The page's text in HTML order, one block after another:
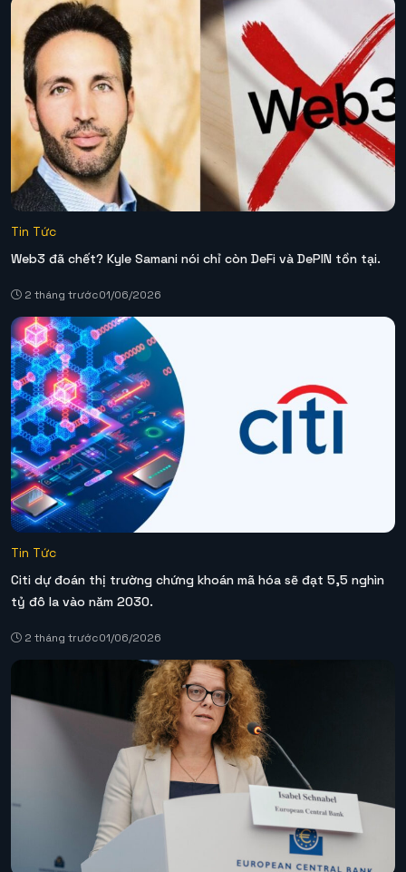
Tin Tức
Web3 đã chết? Kyle Samani nói chỉ còn DeFi và DePIN tồn tại.
2 tháng trước01/06/2026
Tin Tức
Citi dự đoán thị trường chứng khoán mã hóa sẽ đạt 5,5 nghìn
tỷ đô la vào năm 2030.
2 tháng trước01/06/2026